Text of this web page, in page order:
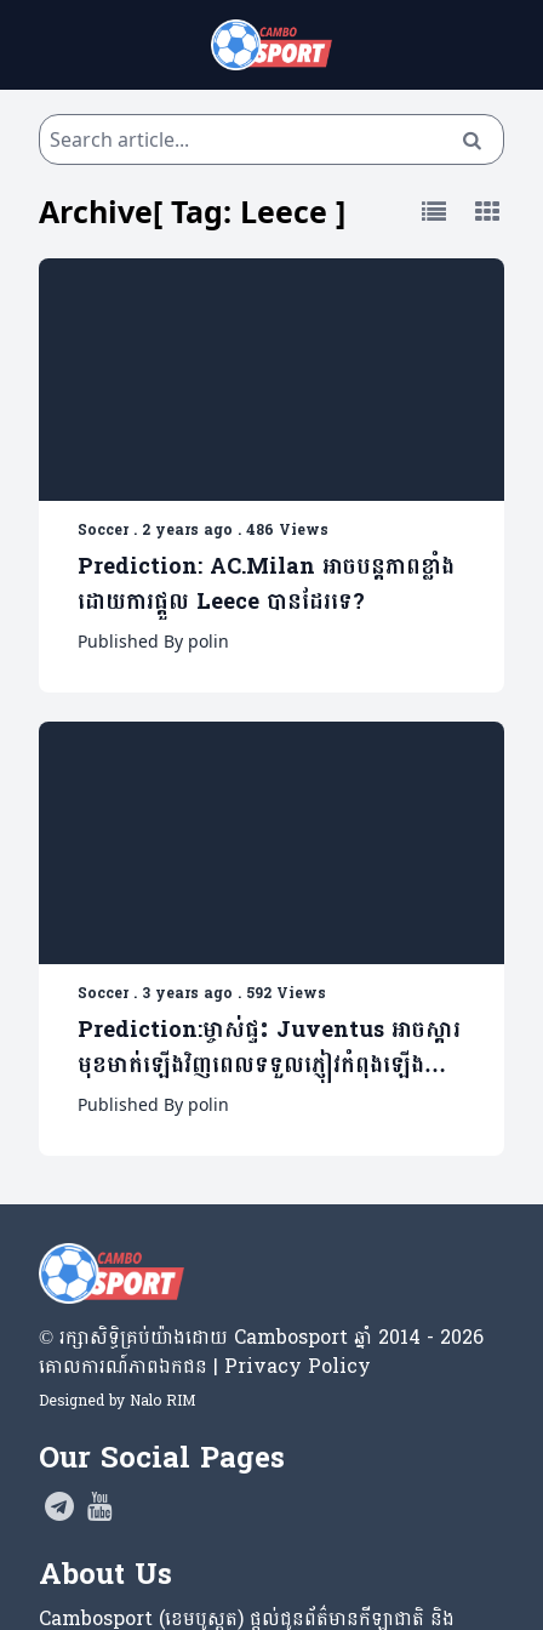
Archive[ Tag: Leece ]
Soccer. 2 years ago .486 Views
Prediction: AC.Milan អាចបន្តភាពខ្លាំង
ដោយការផ្តួល Leece បានដែរទេ?
Published By polin
Soccer. 3 years ago . 592 Views
Prediction:ម្ចាស់ផ្ទះ Juventus អាចស្តារ
មុខមាត់ឡើងវិញពេលទទួលភ្ញៀវកំពុងឡើងជើង
Leece បានទេ?
Published By polin
© រក្សា​សិទ្ធិ​គ្រប់​យ៉ាង​ដោយ​ Cambosport ឆ្នាំ 2014 - 2026
គោលការណ៍​ភាព​ឯកជន | Privacy Policy
Designed by Nalo RIM
Our Social Pages
About Us
Cambosport (ខេមបូស្ពត) ផ្តល់ជូនព័ត៌មានកីឡាជាតិ និង